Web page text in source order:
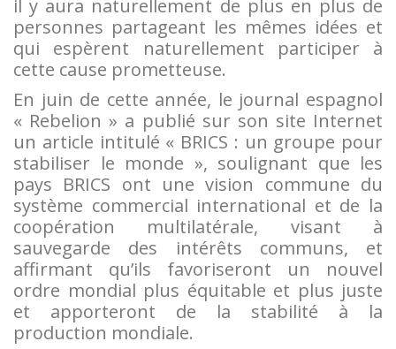
il y aura naturellement de plus en plus de
personnes partageant les mêmes idées et
qui espèrent naturellement participer à
cette cause prometteuse.
En juin de cette année, le journal espagnol
« Rebelion » a publié sur son site Internet
un article intitulé « BRICS : un groupe pour
stabiliser le monde », soulignant que les
pays BRICS ont une vision commune du
système commercial international et de la
coopération multilatérale, visant à
sauvegarde des intérêts communs, et
affirmant qu’ils favoriseront un nouvel
ordre mondial plus équitable et plus juste
et apporteront de la stabilité à la
production mondiale.